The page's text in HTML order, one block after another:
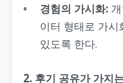
경험의 가시화:
이터 형태로 가
있도록 한다.
2. 후기 공유가 가지